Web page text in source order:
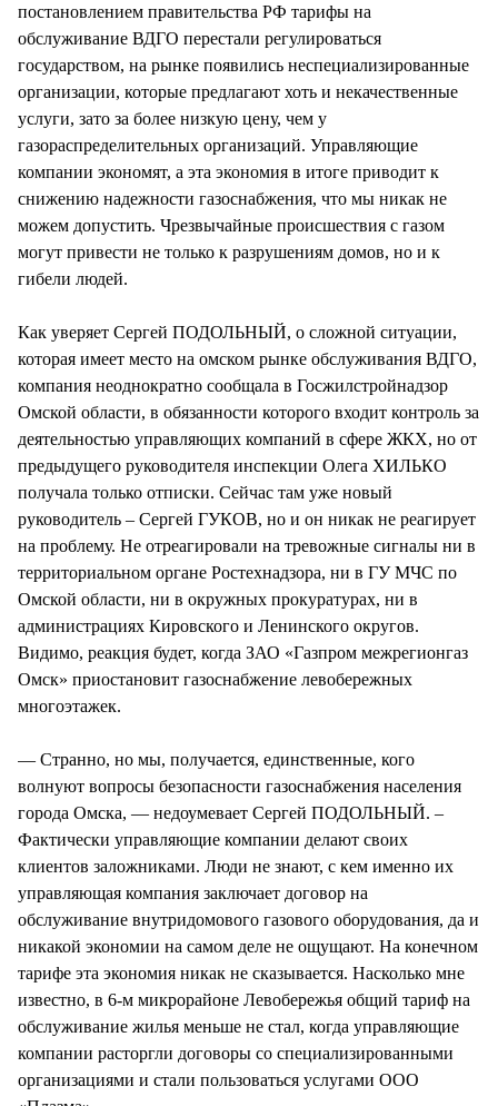
постановлением правительства РФ тарифы на
обслуживание ВДГО перестали регулироваться
государством, на рынке появились неспециализированные
организации, которые предлагают хоть и некачественные
услуги, зато за более низкую цену, чем у
газораспределительных организаций. Управляющие
компании экономят, а эта экономия в итоге приводит к
снижению надежности газоснабжения, что мы никак не
можем допустить. Чрезвычайные происшествия с газом
могут привести не только к разрушениям домов, но и к
гибели людей.
Как уверяет Сергей ПОДОЛЬНЫЙ, о сложной ситуации,
которая имеет место на омском рынке обслуживания ВДГО,
компания неоднократно сообщала в Госжилстройнадзор
Омской области, в обязанности которого входит контроль за
деятельностью управляющих компаний в сфере ЖКХ, но от
предыдущего руководителя инспекции Олега ХИЛЬКО
получала только отписки. Сейчас там уже новый
руководитель – Сергей ГУКОВ, но и он никак не реагирует
на проблему. Не отреагировали на тревожные сигналы ни в
территориальном органе Ростехнадзора, ни в ГУ МЧС по
Омской области, ни в окружных прокуратурах, ни в
администрациях Кировского и Ленинского округов.
Видимо, реакция будет, когда ЗАО «Газпром межрегионгаз
Омск» приостановит газоснабжение левобережных
многоэтажек.
— Странно, но мы, получается, единственные, кого
волнуют вопросы безопасности газоснабжения населения
города Омска, — недоумевает Сергей ПОДОЛЬНЫЙ. –
Фактически управляющие компании делают своих
клиентов заложниками. Люди не знают, с кем именно их
управляющая компания заключает договор на
обслуживание внутридомового газового оборудования, да и
никакой экономии на самом деле не ощущают. На конечном
тарифе эта экономия никак не сказывается. Насколько мне
известно, в 6-м микрорайоне Левобережья общий тариф на
обслуживание жилья меньше не стал, когда управляющие
компании расторгли договоры со специализированными
организациями и стали пользоваться услугами ООО